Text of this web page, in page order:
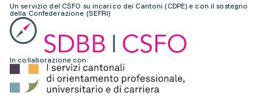
Un servizio del CSFO su incarico dei Cantoni (CDPE) e con il sostegno
della Confederazione (SEFRI)
In collaborazione con: